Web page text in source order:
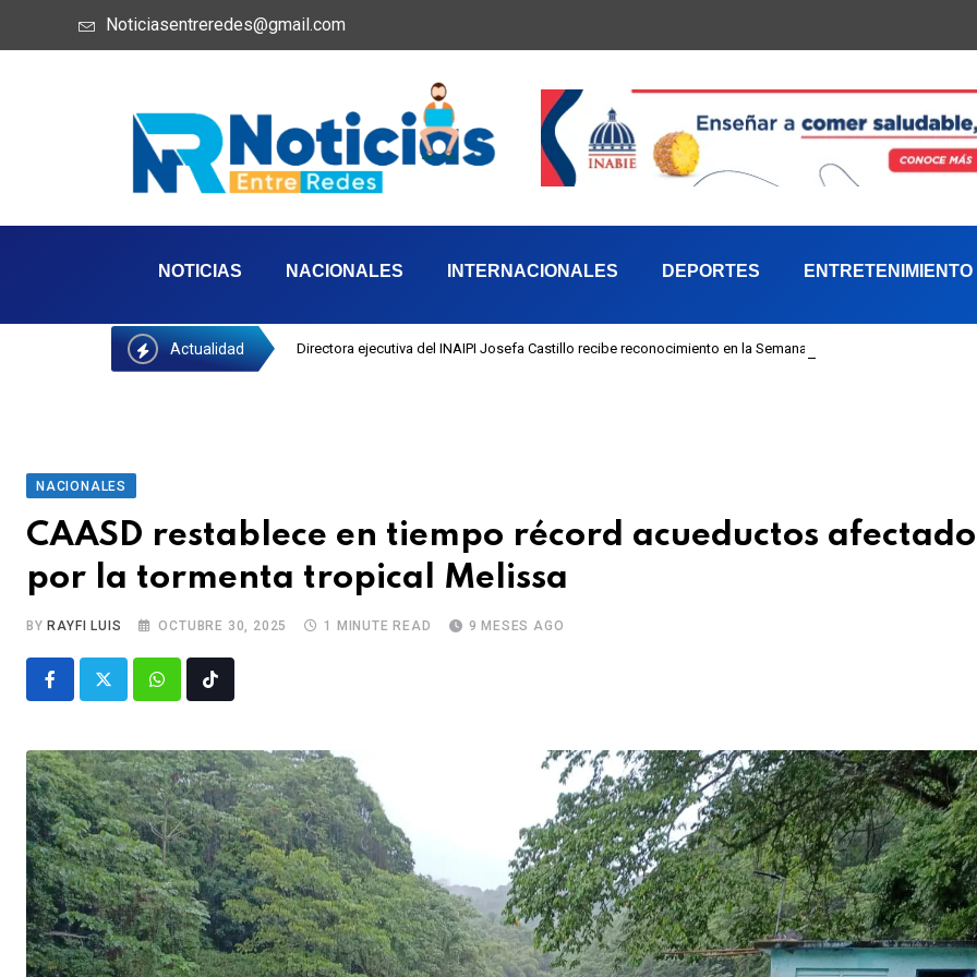
Noticiasentreredes@gmail.com
NOTICIAS NACIONALES INTERNACIONALES DEPORTES ENTRETENIMIENTO
Actualidad Directora ejecutiva del INAIPI Josefa Castillo recibe reconocimiento en la Semana Mundial de la Lactancia
NACIONALES
CAASD restablece en tiempo récord acueductos
por la tormenta tropical Melissa
BYRAYFI LUIS OCTUBRE 30, 2025 1 MINUTE READ 9 MESES AGO